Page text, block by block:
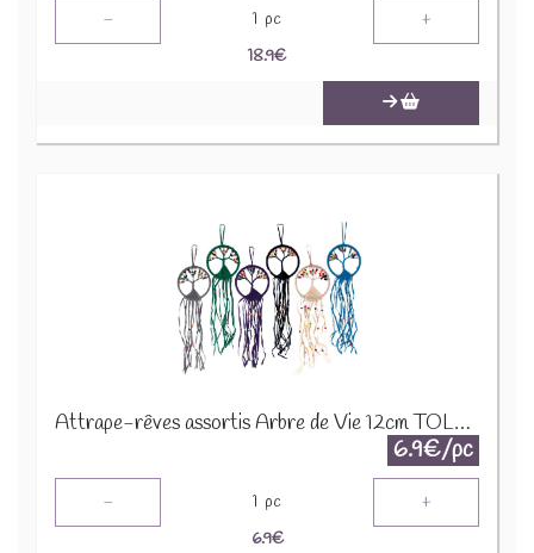
- 1 pc +
18.9€
Attrape-rêves assortis Arbre de Vie 12cm TOLD-01
6.9€/pc
- 1 pc +
6.9€